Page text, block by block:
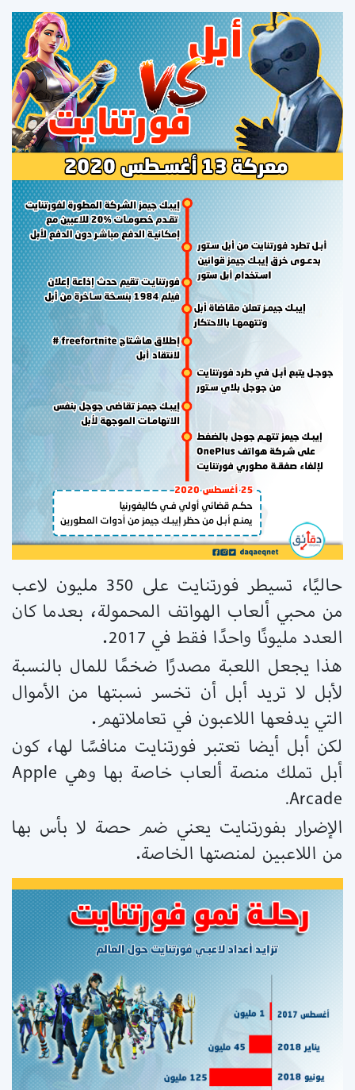
حاليًا، تسيطر فورتنايت على 350 مليون لاعب
من محبي ألعاب الهواتف المحمولة، بعدما كان
العدد مليونًا واحدًا فقط في 2017.
هذا يجعل اللعبة مصدرًا ضخمًا للمال بالنسبة
لأبل لا تريد أبل أن تخسر نسبتها من الأموال
التي يدفعها اللاعبون في تعاملاتهم.
لكن أبل أيضا تعتبر فورتنايت منافسًا لها، كون
أبل تملك منصة ألعاب خاصة بها وهي Apple
Arcade.
الإضرار بفورتنايت يعني ضم حصة لا بأس بها
من اللاعبين لمنصتها الخاصة.